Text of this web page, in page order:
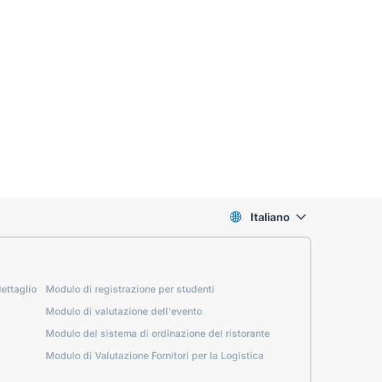
Modulo di registrazione per studenti
Modulo di valutazione dell'evento
Modulo del sistema di ordinazione del ristorante
Modulo di Valutazione Fornitori per la Logistica
Italiano